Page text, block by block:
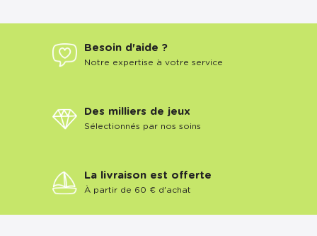
Besoin d'aide ?
Notre expertise à votre service
Des milliers de jeux
Sélectionnés par nos soins
La livraison est offerte
À partir de 60 € d'achat